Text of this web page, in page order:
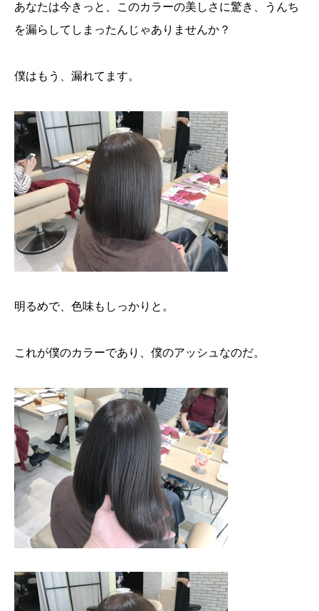
あなたは今きっと、このカラーの美しさに驚き、うんち
を漏らしてしまったんじゃありませんか？
僕はもう、漏れてます。
明るめで、色味もしっかりと。
これが僕のカラーであり、僕のアッシュなのだ。